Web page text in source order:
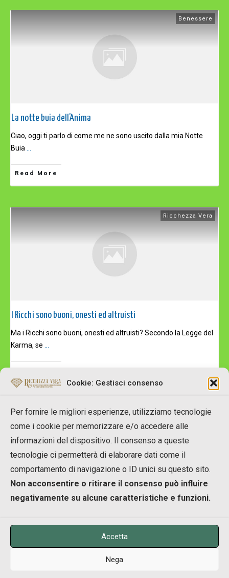
Cookie: Gestisci consenso
Per fornire le migliori esperienze, utilizziamo tecnologie
come i cookie per memorizzare e/o accedere alle
informazioni del dispositivo. Il consenso a queste
tecnologie ci permetterà di elaborare dati come il
comportamento di navigazione o ID unici su questo sito.
Non acconsentire o ritirare il consenso può influire
negativamente su alcune caratteristiche e funzioni.
Accetta
Nega
Benessere
La notte buia dell’Anima
Ciao, oggi ti parlo di come me ne sono uscito dalla mia Notte
Buia
Read More
Ricchezza Vera
I Ricchi sono buoni, onesti ed altruisti
Ma i Ricchi sono buoni, onesti ed altruisti? Secondo la Legge del
Karma, se
Copyright © 2007-2023 RicchezzaVera.com
info[at]RicchezzaVera.com
Merlin Temple Shpk
NIUS: M11916002A